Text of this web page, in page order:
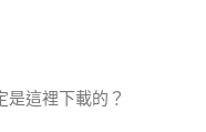
是這裡下載的？